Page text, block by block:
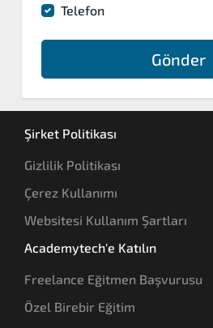
Telefon
Gönder
Şirket Politikası
Gizlilik Politikası
Çerez Kullanımı
Websitesi Kullanım Şartları
Academytech'e Katılın
Freelance Eğitmen Başvurusu
Özel Birebir Eğitim